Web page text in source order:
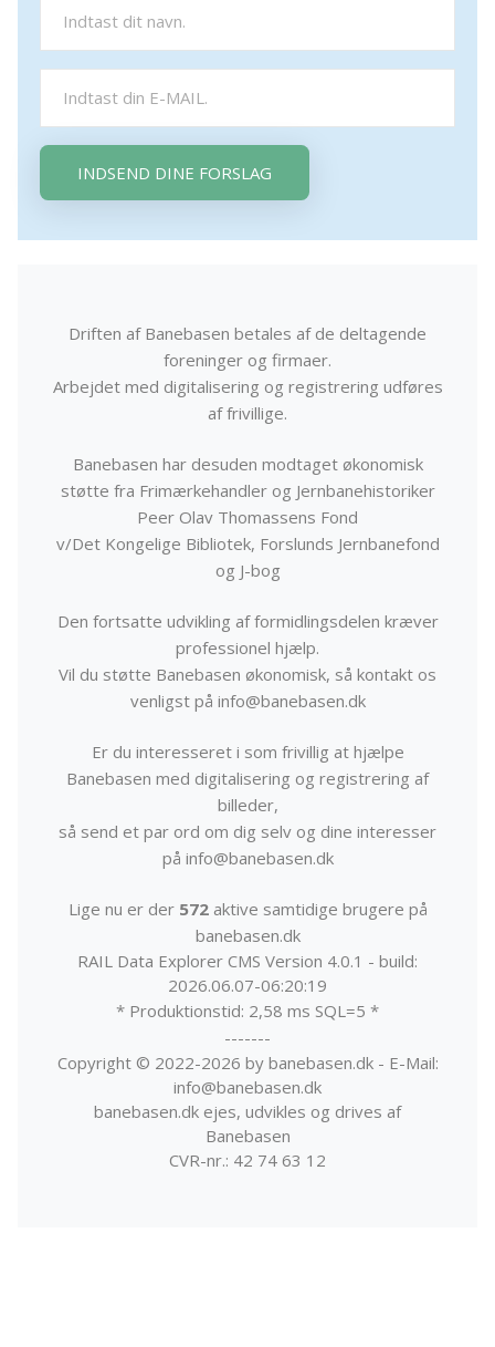
INDSEND DINE FORSLAG
Driften af Banebasen betales af de deltagende
foreninger og firmaer.
Arbejdet med digitalisering og registrering udføres
af frivillige.
Banebasen har desuden modtaget økonomisk
støtte fra Frimærkehandler og Jernbanehistoriker
Peer Olav Thomassens Fond
v/Det Kongelige Bibliotek, Forslunds Jernbanefond
og J-bog
Den fortsatte udvikling af formidlingsdelen kræver
professionel hjælp.
Vil du støtte Banebasen økonomisk, så kontakt os
venligst på info@banebasen.dk
Er du interesseret i som frivillig at hjælpe
Banebasen med digitalisering og registrering af
billeder,
så send et par ord om dig selv og dine interesser
på info@banebasen.dk
Lige nu er der 572aktive samtidige brugere på
banebasen.dk
RAIL Data Explorer CMS Version 4.0.1 - build:
2026.06.07-06:20:19
* Produktionstid: 2,58 ms SQL=5 *
-------
Copyright © 2022-2026 by banebasen.dk - E-Mail:
info@banebasen.dk
banebasen.dk ejes, udvikles og drives af
Banebasen
CVR-nr.: 42 74 63 12